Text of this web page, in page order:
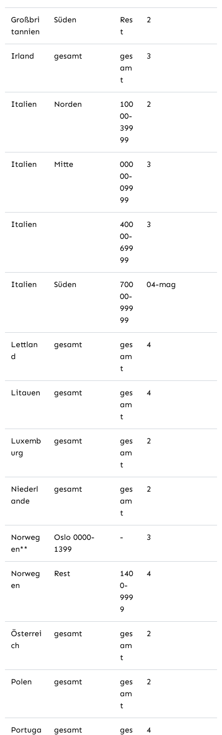
Großbri
tannien
Süden
Res
t
2
Irland gesamt
ges
am
t
3
Italien Norden
100
00-
399
99
2
Italien Mitte
000
00-
099
99
3
Italien
400
00-
699
99
3
Italien Süden
700
00-
999
99
04-mag
Lettlan
d
gesamt
ges
am
t
4
Litauen gesamt
ges
am
t
4
Luxemb
urg
gesamt
ges
am
t
2
Niederl
ande
gesamt
ges
am
t
2
Norweg
en**
Oslo 0000-
1399
- 3
Norweg
en
Rest
140
0-
999
9
4
Österrei
ch
gesamt
ges
am
t
2
Polen gesamt
ges
am
t
2
Portuga
gesamt
ges
4